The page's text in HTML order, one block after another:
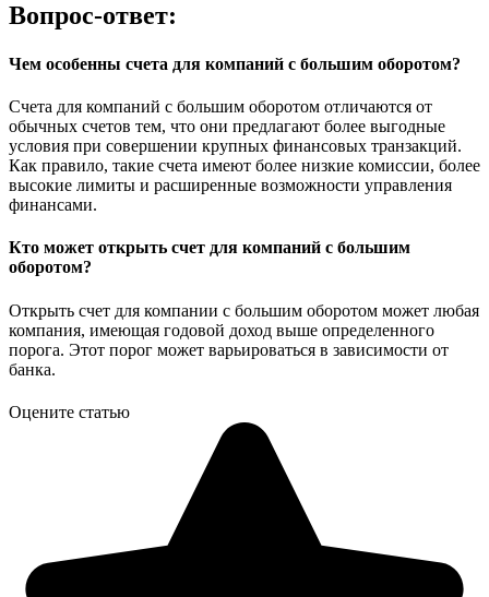
Вопрос-ответ:
Чем особенны счета для компаний с большим оборотом?
Счета для компаний с большим оборотом отличаются от
обычных счетов тем, что они предлагают более выгодные
условия при совершении крупных финансовых транзакций.
Как правило, такие счета имеют более низкие комиссии, более
высокие лимиты и расширенные возможности управления
финансами.
Кто может открыть счет для компаний с большим
оборотом?
Открыть счет для компании с большим оборотом может любая
компания, имеющая годовой доход выше определенного
порога. Этот порог может варьироваться в зависимости от
банка.
Оцените статью